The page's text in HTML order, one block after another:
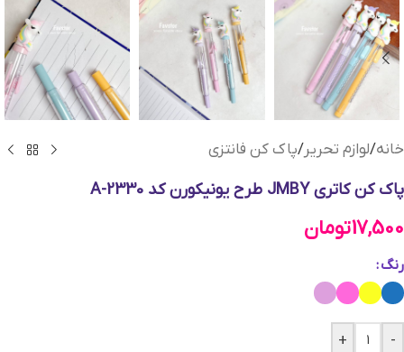
خانه/لوازم تحریر/پاک کن فانتزی
پاک کن کاتری JMBY طرح یونیکورن کد A-2330
17,500تومان
رنگ
-
+